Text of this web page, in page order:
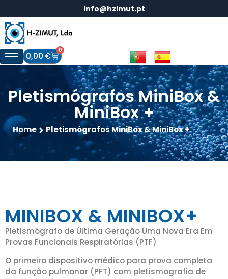
info@hzimut.pt
0,00 €
0
Pletismógrafos MiniBox &
MiniBox +
Home Pletismógrafos MiniBox & MiniBox +
MINIBOX & MINIBOX+
Pletismógrafo de Última Geração Uma Nova Era Em
Provas Funcionais Respiratórias (PTF)
O primeiro dispositivo médico para prova completa
da função pulmonar (PFT) com pletismografia de